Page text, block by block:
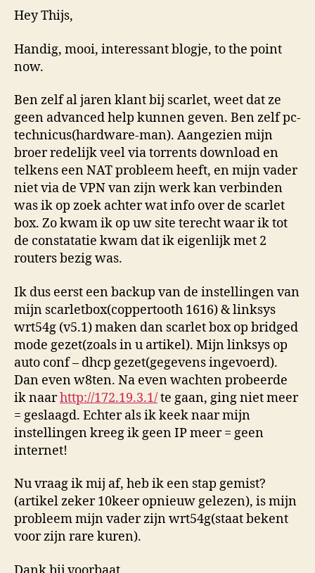
Hey Thijs,
Handig, mooi, interessant blogje, to the point
now.
Ben zelf al jaren klant bij scarlet, weet dat ze
geen advanced help kunnen geven. Ben zelf pc-
technicus(hardware-man). Aangezien mijn
broer redelijk veel via torrents download en
telkens een NAT probleem heeft, en mijn vader
niet via de VPN van zijn werk kan verbinden
was ik op zoek achter wat info over de scarlet
box. Zo kwam ik op uw site terecht waar ik tot
de constatatie kwam dat ik eigenlijk met 2
routers bezig was.
Ik dus eerst een backup van de instellingen van
mijn scarletbox(coppertooth 1616) & linksys
wrt54g (v5.1) maken dan scarlet box op bridged
mode gezet(zoals in u artikel). Mijn linksys op
auto conf – dhcp gezet(gegevens ingevoerd).
Dan even w8ten. Na even wachten probeerde
ik naarhttp://172.19.3.1/te gaan, ging niet meer
= geslaagd. Echter als ik keek naar mijn
instellingen kreeg ik geen IP meer = geen
internet!
Nu vraag ik mij af, heb ik een stap gemist?
(artikel zeker 10keer opnieuw gelezen), is mijn
probleem mijn vader zijn wrt54g(staat bekent
voor zijn rare kuren).